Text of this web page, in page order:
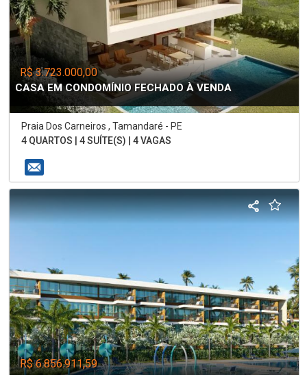
R$ 3.723.000,00
CASA EM CONDOMÍNIO FECHADO À VENDA
Praia Dos Carneiros , Tamandaré - PE
4 QUARTOS | 4 SUÍTE(S) | 4 VAGAS
R$ 6.856.911,59